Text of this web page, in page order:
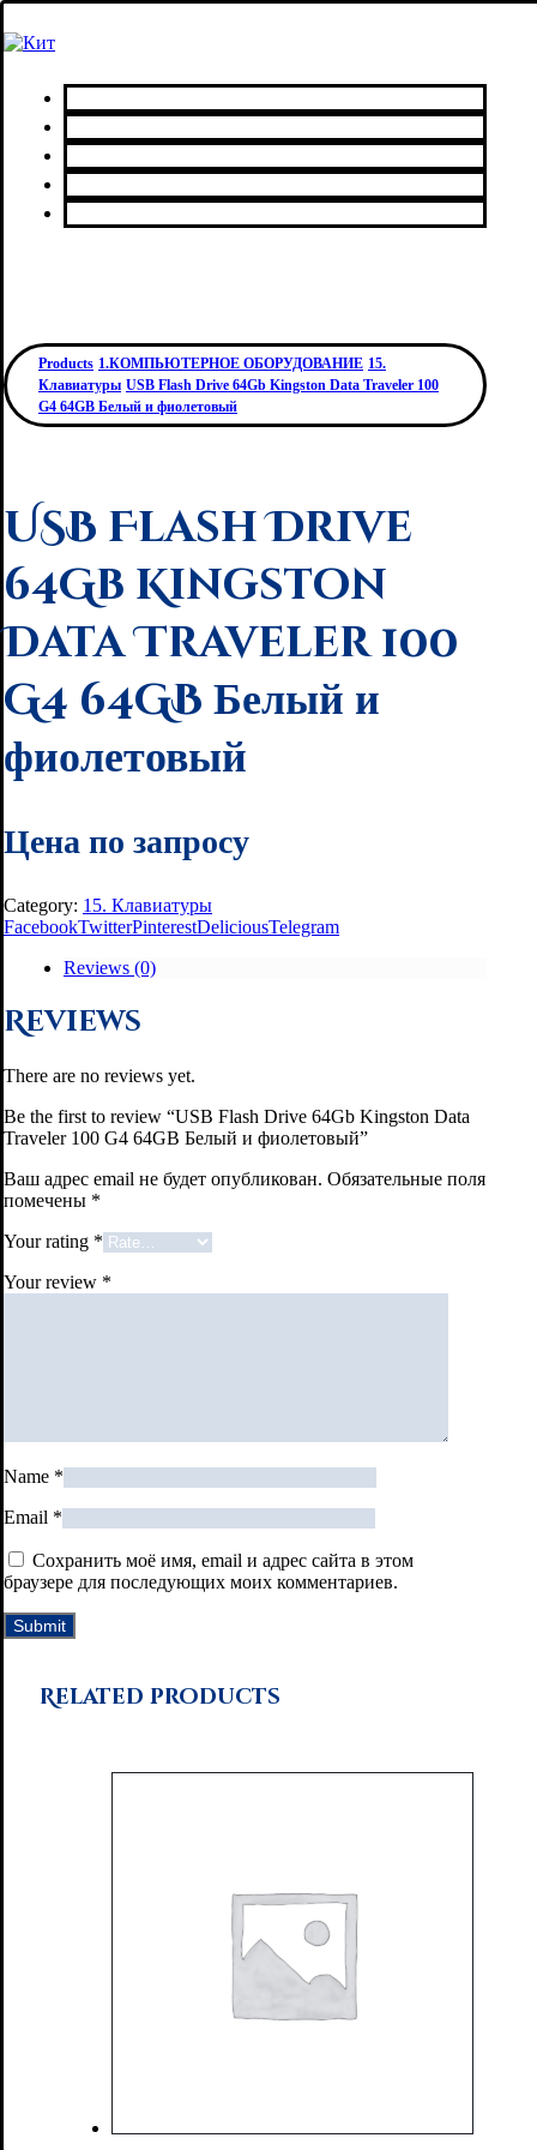
Products 1.КОМПЬЮТЕРНОЕ ОБОРУДОВАНИЕ 15.
Клавиатуры USB Flash Drive 64Gb Kingston Data Traveler 100
G4 64GB Белый и фиолетовый
USB Flash Drive
64Gb Kingston
Data Traveler 100
G4 64GB Белый и
фиолетовый
Цена по запросу
Category: 15. Клавиатуры
FacebookTwitterPinterestDeliciousTelegram
Reviews (0)
Reviews
There are no reviews yet.
Be the first to review “USB Flash Drive 64Gb Kingston Data
Traveler 100 G4 64GB Белый и фиолетовый”
Ваш адрес email не будет опубликован. Обязательные поля
помечены *
Your rating *
Your review *
Name *
Email *
Сохранить моё имя, email и адрес сайта в этом
браузере для последующих моих комментариев.
Related products